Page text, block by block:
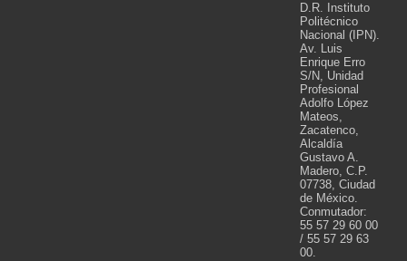
D.R. Instituto
Politécnico
Nacional (IPN).
Av. Luis
Enrique Erro
S/N, Unidad
Profesional
Adolfo López
Mateos,
Zacatenco,
Alcaldía
Gustavo A.
Madero, C.P.
07738, Ciudad
de México.
Conmutador:
55 57 29 60 00
/ 55 57 29 63
00.